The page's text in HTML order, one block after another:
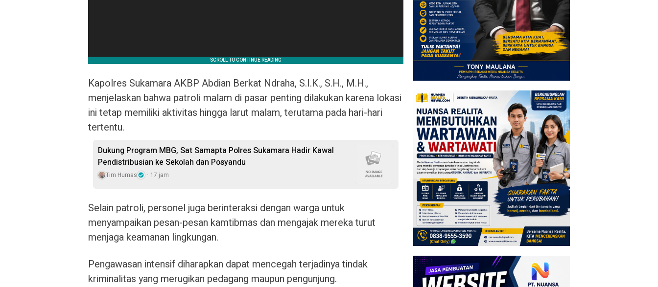
Kapolres Sukamara AKBP Abdian Berkat Ndraha, S.I.K., S.H., M.H.,
menjelaskan bahwa patroli malam di pasar penting dilakukan karena lokasi
ini tetap memiliki aktivitas hingga larut malam, terutama pada hari-hari
tertentu.
Dukung Program MBG, Sat Samapta Polres Sukamara Hadir Kawal
Pendistribusian ke Sekolah dan Posyandu
Tim Humas 17 jam
Selain patroli, personel juga berinteraksi dengan warga untuk
menyampaikan pesan-pesan kamtibmas dan mengajak mereka turut
menjaga keamanan lingkungan.
Pengawasan intensif diharapkan dapat mencegah terjadinya tindak
kriminalitas yang merugikan pedagang maupun pengunjung.